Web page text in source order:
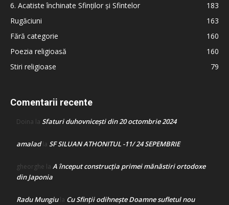
6. Acatiste închinate Sfinților și Sfintelor
183
Rugăciuni
163
Fără categorie
160
Poezia religioasă
160
Stiri religioase
79
Comentarii recente
Doina la Sfaturi duhovnicești din 20 octombrie 2024
amaladla SF SILUAN ATHONITUL -11/ 24 SEPEMBRIE
gheorghe la A început construcţia primei mănăstiri ortodoxe
din Japonia
Radu Mungiula Cu Sfinții odihnește Doamne sufletul nou